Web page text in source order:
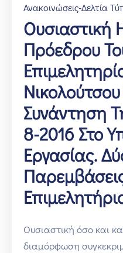
Ανακοινώσεις-Δελτία
Ουσιαστική
Πρόεδρου
Συνάντηση
8-2016 Στο
Εργασίας.
Ουσιαστική όσο και
διαμόρφωση